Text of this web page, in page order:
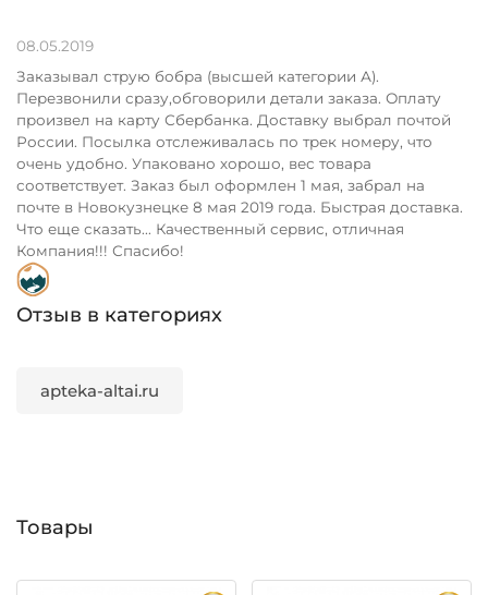
08.05.2019
Заказывал струю бобра (высшей категории А).
Перезвонили сразу,обговорили детали заказа. Оплату
произвел на карту Сбербанка. Доставку выбрал почтой
России. Посылка отслеживалась по трек номеру, что
очень удобно. Упаковано хорошо, вес товара
соответствует. Заказ был оформлен 1 мая, забрал на
почте в Новокузнецке 8 мая 2019 года. Быстрая доставка.
Что еще сказать... Качественный сервис, отличная
Компания!!! Спасибо!
Отзыв в категориях
apteka-altai.ru
Товары